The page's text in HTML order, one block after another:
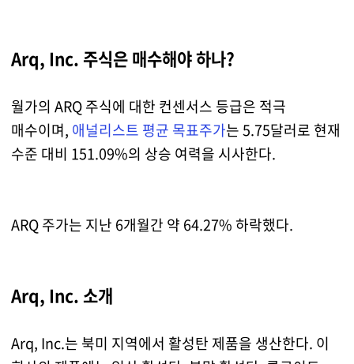
Arq, Inc. 주식은 매수해야 하나?
월가의 ARQ 주식에 대한 컨센서스 등급은 적극
매수이며, 애널리스트 평균 목표주가는 5.75달러로 현재
수준 대비 151.09%의 상승 여력을 시사한다.
ARQ 주가는 지난 6개월간 약 64.27% 하락했다.
Arq, Inc. 소개
Arq, Inc.는 북미 지역에서 활성탄 제품을 생산한다. 이